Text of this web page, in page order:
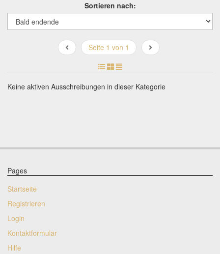
Sortieren nach:
Seite 1 von 1
Keine aktiven Ausschreibungen in dieser Kategorie
Pages
Startseite
Registrieren
Login
Kontaktformular
Hilfe